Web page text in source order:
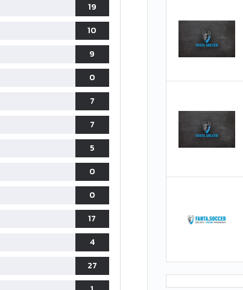
19
10
9
0
7
7
5
0
0
17
4
27